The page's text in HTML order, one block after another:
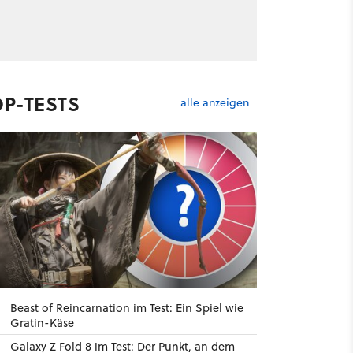
TESTS alle anzeigen
Beast of Reincarnation im Test: Ein Spiel wie
Gratin-Käse
Galaxy Z Fold 8 im Test: Der Punkt, an dem